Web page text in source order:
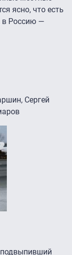
ясно, что есть
в Россию —
Сергей
подвыпивший